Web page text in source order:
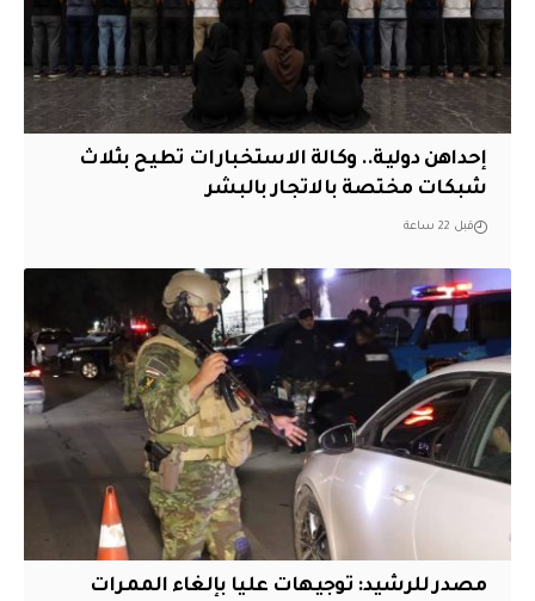
إحداهن دولية.. وكالة الاستخبارات تطيح بثلاث
شبكات مختصة بالاتجار بالبشر
قبل 22 ساعة
مصدر للرشيد: توجيهات عليا بإلغاء الممرات